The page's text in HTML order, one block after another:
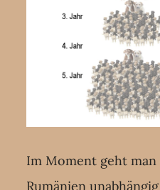
Im Moment geht man
Rumänien